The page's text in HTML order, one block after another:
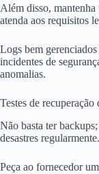
Além disso,
atenda aos requisitos
Logs bem
incidentes de
anomalias.
Testes de recuperação
Não basta ter
desastres regularmente.
Peça ao fornecedor